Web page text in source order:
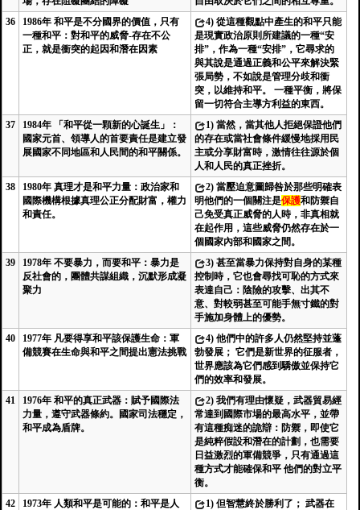
36
1986年 和平是不分國界的價值，只有
一種和平：對和平的威脅-存在不公
正，就是衝突的起因和潛在因素
4) 從這種觀點中產生的和平只能
是現實政治原則所建議的一種“安
排”，作為一種“安排”，它尋求的
與其說是通過正義和公平來解決緊
張局勢，不如說是管理分歧和衝
突，以維持和平。 一種平衡，將保
留一切符合主導方利益的東西。
37
1984年 「和平從一顆新的心誕生」：
國家元首、領導人的首要責任是建立發
展國家不同地區和人民間的和平關係。
1) 當然，當其他人拒絕保證他們
的存在或當社會條件緩慢地採用民
主或分享財富時，激情往往源於個
人和人民的真正挫折。
38
1980年 真理才是和平力量：政治家和
國際機構根據真理公正分配財富，權力
和責任。
2) 當壓迫意圖歸咎於那些明確表
明他們的一個關注是保護和防禦自
己免受真正威脅的人時，非真相就
在起作用，這些威脅仍然存在於一
個國家內部和國家之間。
39
1978年 不要暴力，而要和平：暴力是
反社會的，團體共謀組織，沉默形成凝
聚力
3) 甚至當暴力保持對自身的某種
控制時，它也會尋找可恥的方式來
表達自己：陰險的攻擊、出其不
意、對較弱甚至可能手無寸鐵的對
手施加身體上的優勢。
40
1977年 凡要得享和平該保護生命：軍
備競賽在生命與和平之間提出憲法挑戰
4) 他們中的許多人仍然堅持並蓬
勃發展； 它們是新世界的征服者，
世界應該為它們感到驕傲並保持它
們的效率和發展。
41
1976年 和平的真正武器：賦予國際法
力量，遵守武器條約。國家司法穩定，
和平成為盾牌。
2) 我們有理由懷疑，武器貿易經
常達到國際市場的最高水平，並帶
有這種痴迷的詭辯：防禦，即使它
是純粹假設和潛在的計劃，也需要
日益激烈的軍備競爭，只有通過這
種方式才能確保和平 他們的對立平
衡。
42
1973年 人類和平是可能的：和平是人
1) 但智慧終於勝利了； 武器在